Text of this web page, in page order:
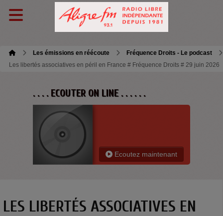
Les émissions en réécoute
Fréquence Droits - Le podcast
Les libertés associatives en péril en France # Fréquence Droits # 29 juin 2026
. . . . ECOUTER ON LINE . . . . . .
Ecoutez maintenant
LES LIBERTÉS ASSOCIATIVES EN